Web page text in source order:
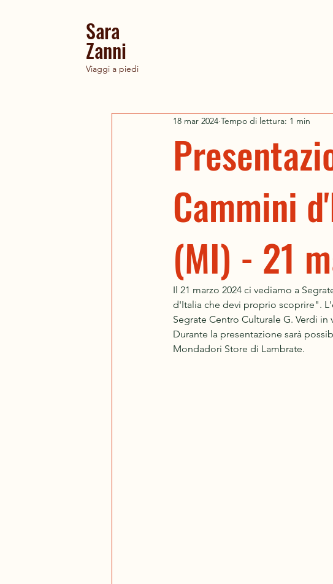
Sara
Zanni
Viaggi a piedi
Cammini
(MI) - 21
18 mar 2024 Tempo di lettura: 1 min
Il 21 marzo 2024 ci vediamo a
d'Italia che devi proprio scoprire".
Segrate Centro Culturale G. Verdi in
Durante la presentazione sarà
Mondadori Store di Lambrate.